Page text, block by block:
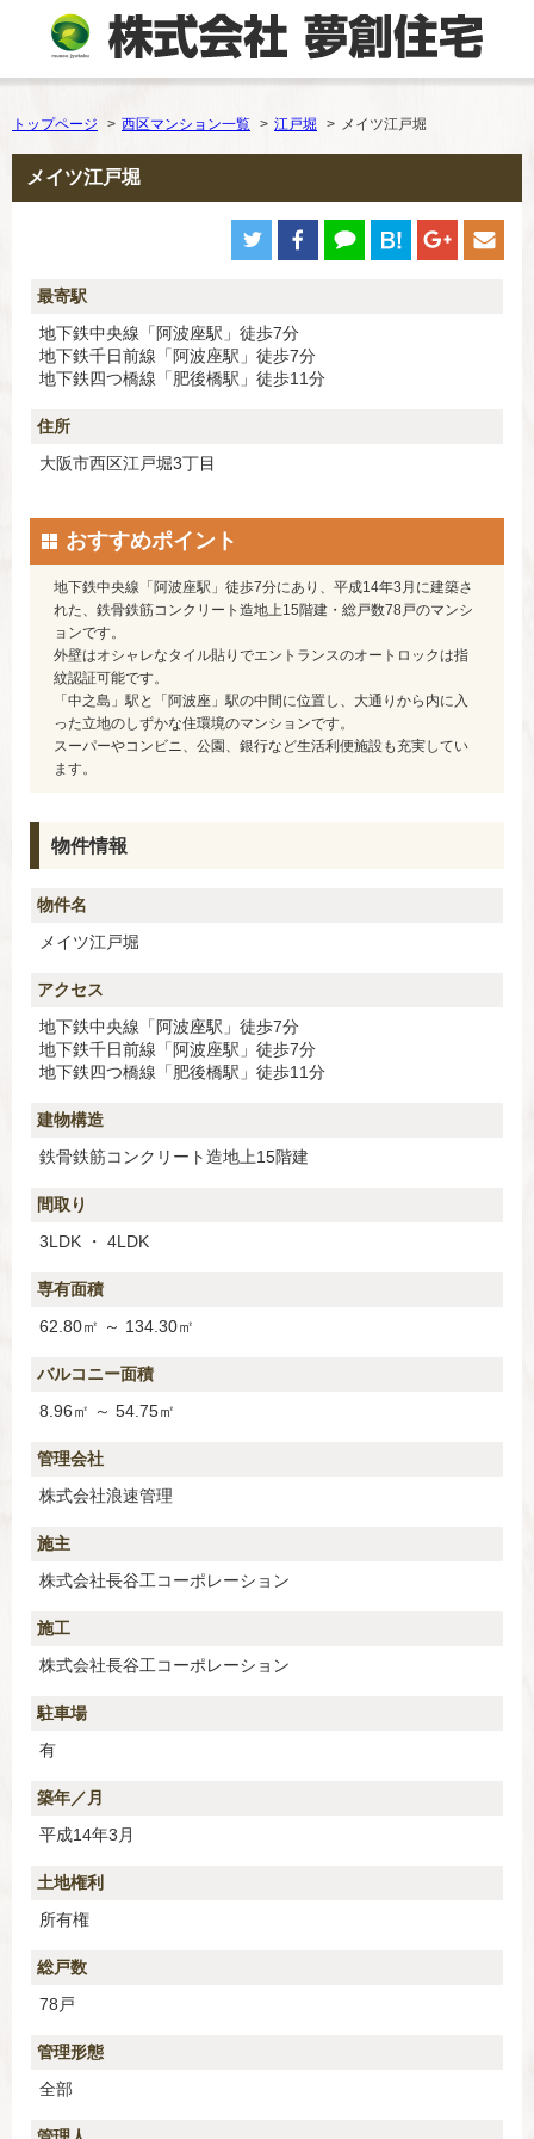
トップページ 西区マンション一覧 江戸堀 メイツ江戸堀
メイツ江戸堀
最寄駅
地下鉄中央線「阿波座駅」徒歩7分
地下鉄千日前線「阿波座駅」徒歩7分
地下鉄四つ橋線「肥後橋駅」徒歩11分
住所
大阪市西区江戸堀3丁目
おすすめポイント
地下鉄中央線「阿波座駅」徒歩7分にあり、平成14年3月に建築さ
れた、鉄骨鉄筋コンクリート造地上15階建・総戸数78戸のマンシ
ョンです。
外壁はオシャレなタイル貼りでエントランスのオートロックは指
紋認証可能です。
「中之島」駅と「阿波座」駅の中間に位置し、大通りから内に入
った立地のしずかな住環境のマンションです。
スーパーやコンビニ、公園、銀行など生活利便施設も充実してい
ます。
物件情報
物件名
メイツ江戸堀
アクセス
地下鉄中央線「阿波座駅」徒歩7分
地下鉄千日前線「阿波座駅」徒歩7分
地下鉄四つ橋線「肥後橋駅」徒歩11分
建物構造
鉄骨鉄筋コンクリート造地上15階建
間取り
3LDK ・ 4LDK
専有面積
62.80㎡ ～ 134.30㎡
バルコニー面積
8.96㎡ ～ 54.75㎡
管理会社
株式会社浪速管理
施主
株式会社長谷工コーポレーション
施工
株式会社長谷工コーポレーション
駐車場
有
築年／月
平成14年3月
土地権利
所有権
総戸数
78戸
管理形態
全部